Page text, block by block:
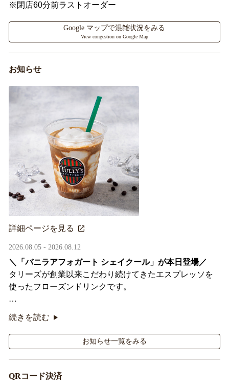
※閉店60分前ラストオーダー
Google マップで混雑状況をみる
View congestion on Google Map
お知らせ
詳細ページを見る
2026.08.05 - 2026.08.12
＼「バニラアフォガート シェイクール」が本日登場／
タリーズが創業以来こだわり続けてきたエスプレッソを
使ったフローズンドリンクです。
オリジナルシールがその場で当たるキャンペーンも実
施！
続きを読む
お知らせ一覧をみる
QRコード決済